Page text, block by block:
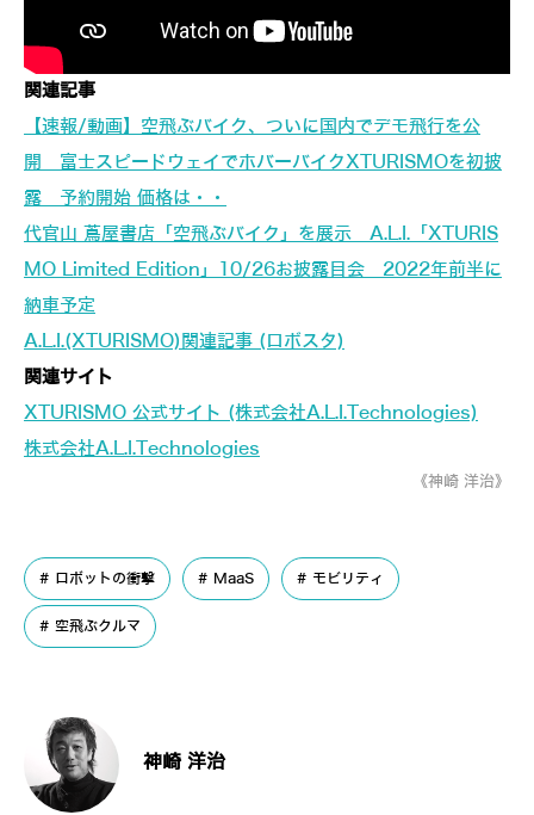
関連記事
【速報/動画】空飛ぶバイク、ついに国内でデモ飛行を公
開 富士スピードウェイでホバーバイクXTURISMOを初披
露 予約開始 価格は・・
代官山 蔦屋書店「空飛ぶバイク」を展示 A.L.I.「XTURIS
MO Limited Edition」10/26お披露目会 2022年前半に
納車予定
A.L.I.(XTURISMO)関連記事 (ロボスタ)
関連サイト
XTURISMO 公式サイト (株式会社A.L.I.Technologies)
株式会社A.L.I.Technologies
《神崎 洋治》
ロボットの衝撃 MaaS モビリティ
空飛ぶクルマ
神崎 洋治